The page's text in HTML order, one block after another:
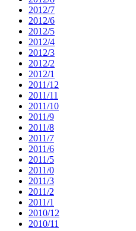
2012/7
2012/6
2012/5
2012/4
2012/3
2012/2
2012/1
2011/12
2011/11
2011/10
2011/9
2011/8
2011/7
2011/6
2011/5
2011/0
2011/3
2011/2
2011/1
2010/12
2010/11